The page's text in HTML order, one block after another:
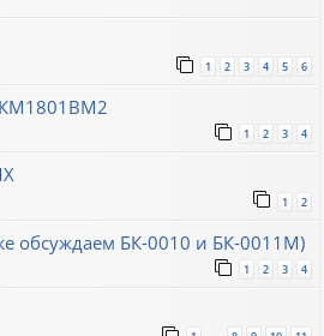
1 2 3 4 5 6
1 2 3 4
1 2
обсуждаем БК-0010 и БК-0011М)
1 2 3 4